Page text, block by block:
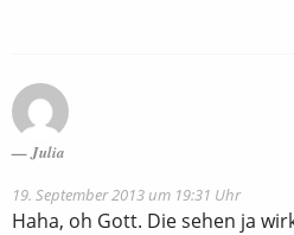
Julia
19. September 2013 um 19:31 Uhr
Haha, oh Gott. Die sehen ja